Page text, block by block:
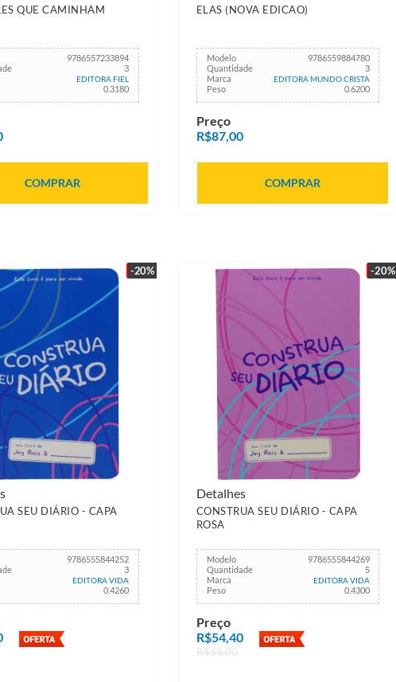
QUE CAMINHAM
9786557233894
3
EDITORA FIEL
0.3180
COMPRAR
ELAS (NOVA EDICAO)
Modelo
9786559884780
Quantidade
3
Marca
EDITORA MUNDO CRISTA
Peso 0.6200
Preço
R$87,00
COMPRAR
-20%
SEU DIÁRIO - CAPA
9786555844252
3
EDITORA VIDA
0.4260
-20%
CONSTRUA SEU DIÁRIO - CAPA
ROSA
Modelo
9786555844269
Quantidade
5
Marca
EDITORA VIDA
Peso 0.4300
Preço
R$54,40
R$68,00
Detalhes